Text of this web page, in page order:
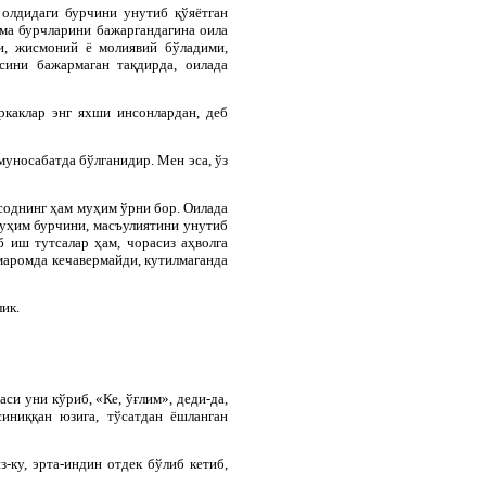
бурчини унутиб қўяётган
бурчларини бажаргандагина оила
жисмоний ё молиявий бўладими,
бажармаган тақдирда, оилада
энг яхши инсонлардан, деб
бўлганидир. Мен эса, ўз
ҳам муҳим ўрни бор. Оилада
бурчини, масъулиятини унутиб
тутсалар ҳам, чорасиз аҳволга
кечавермайди, кутилмаганда
уни кўриб, «Ке, ўғлим», деди-да,
юзига, тўсатдан ёшланган
ку, эрта-индин отдек бўлиб кетиб,